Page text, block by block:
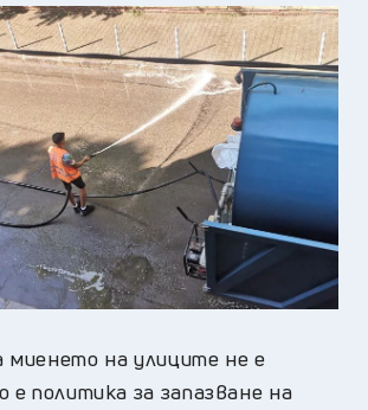
миенето на улиците не е
е политика за запазване на